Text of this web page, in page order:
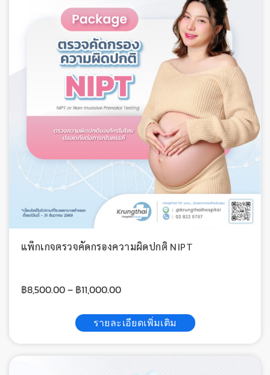
แพ็กเกจตรวจคัดกรองความผิดปกติ NIPT
฿8,500.00– ฿11,000.00
รายละเอียดเพิ่มเติม